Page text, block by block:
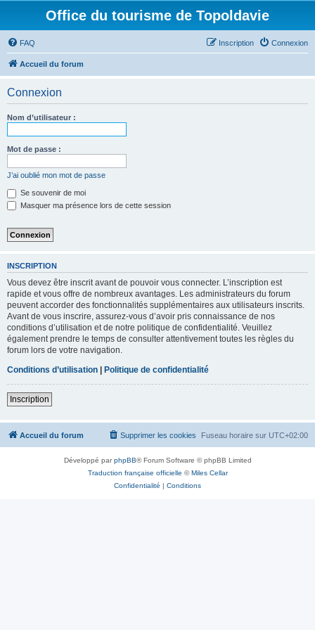
Office du tourisme de Topoldavie
FAQ Connexion
Inscription
Accueil du forum
Connexion
Nom d’utilisateur :
Mot de passe :
J’ai oublié mon mot de passe
Se souvenir de moi
Masquer ma présence lors de cette session
INSCRIPTION
Vous devez être inscrit avant de pouvoir vous connecter. L’inscription est
rapide et vous offre de nombreux avantages. Les administrateurs du forum
peuvent accorder des fonctionnalités supplémentaires aux utilisateurs inscrits.
Avant de vous inscrire, assurez-vous d’avoir pris connaissance de nos
conditions d’utilisation et de notre politique de confidentialité. Veuillez
également prendre le temps de consulter attentivement toutes les règles du
forum lors de votre navigation.
Conditions d’utilisation | Politique de confidentialité
Inscription
Accueil du forum Fuseau horaire sur UTC+02:00
Supprimer les cookies
Développé parphpBB® Forum Software © phpBB Limited
Traduction française officielle ©Miles Cellar
Confidentialité | Conditions